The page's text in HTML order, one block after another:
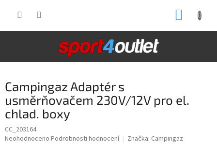
Campingaz Adaptér s
usměrňovačem 230V/12V pro el.
chlad. boxy
CC_203164
Průměrné
Neohodnoceno Podrobnosti hodnocení Značka: Campingaz